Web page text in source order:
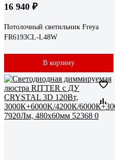
16 940 ₽
Потолочный светильник Freya
FR6193CL-L48W
В корзину